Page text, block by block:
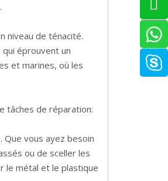
niveau de ténacité.
éprouvent un
et marines, où les
tâches de réparation:
vous ayez besoin
ou de sceller les
le métal et le plastique